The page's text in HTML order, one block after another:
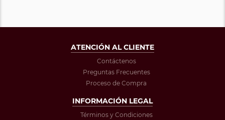
ATENCIÓN AL CLIENTE
Contáctenos
Preguntas Frecuentes
Proceso de Compra
INFORMACIÓN LEGAL
Términos y Condiciones